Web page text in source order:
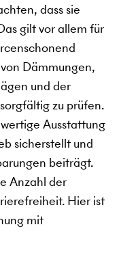
dass sie
gilt vor allem für
Dämmungen,
und der
zu prüfen.
Ausstattung
sicherstellt und
beiträgt.
Anzahl der
Hier ist
mit